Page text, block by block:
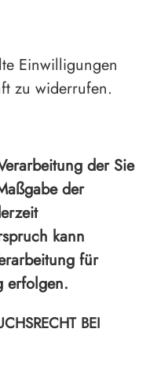
Einwilligungen
zu widerrufen.
der Sie
der
kann
für
erfolgen.
BEI